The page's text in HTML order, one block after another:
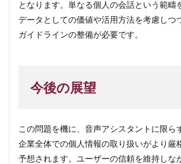
となります。単なる個人の会話という範疇
データとしての価値や活用方法を考慮しつ
ガイドラインの整備が必要です。
今後の展望
この問題を機に、音声アシスタントに限ら
企業全体での個人情報の取り扱いがより厳
予想されます。ユーザーの信頼を維持しな